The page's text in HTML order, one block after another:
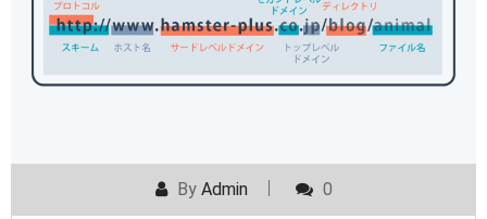
By Admin 0